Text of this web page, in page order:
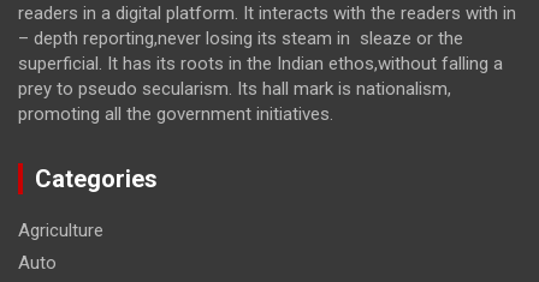
readers in a digital platform. It interacts with the readers with in
– depth reporting,never losing its steam in sleaze or the
superficial. It has its roots in the Indian ethos,without falling a
prey to pseudo secularism. Its hall mark is nationalism,
promoting all the government initiatives.
Categories
Agriculture
Auto